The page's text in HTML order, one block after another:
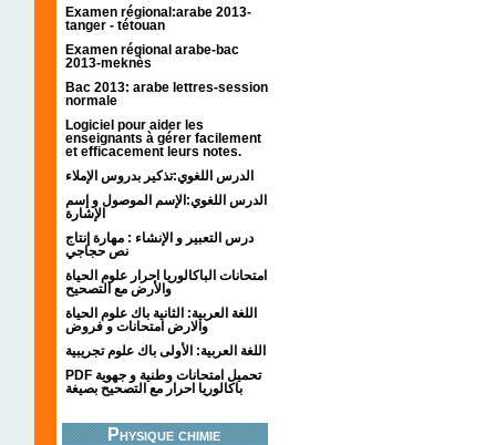
Examen régional:arabe 2013-
tanger - tétouan
Examen régional arabe-bac
2013-meknès
Bac 2013: arabe lettres-session
normale
Logiciel pour aider les
enseignants à gérer facilement
et efficacement leurs notes.
الدرس اللغوي:تذكير بدروس الإملاء
الدرس اللغوي:الإسم الموصول و إسم
الإشارة
درس التعبير و الإنشاء : مهارة إنتاج
نص حجاجي
امتحانات الباكالوريا احرار علوم الحياة
والأرض مع التصحيح
اللغة العربية: الثانية باك علوم الحياة
والارض امتحانات و فروض
اللغة العربية: الأولى باك علوم تجريبية
PDF تحميل امتحانات وطنية و جهوية
باكالوريا احرار مع التصحيح بصيغة
Physique chimie